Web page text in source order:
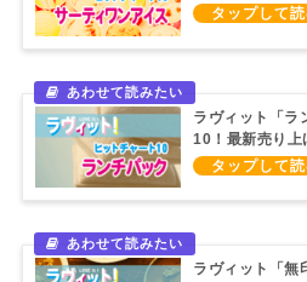
TOP10（2026/
ラヴィット「ラ
10！最新売り上
ラヴィット「無